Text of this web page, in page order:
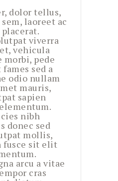
dolor tellus,
laoreet ac
viverra
vehicula
morbi, pede
sed a
odio nullam
mauris,
sapien
nibh
donec sed
mollis,
fusce sit elit
arcu a vitae
cras